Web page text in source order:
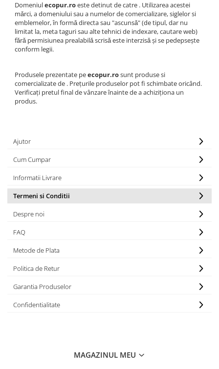
Domeniulecopur.roeste detinut de catre . Utilizarea acestei
mǎrci, a domeniului sau a numelor de comercializare, siglelor si
emblemelor, în formǎ directa sau "ascunsǎ" (de tipul, dar nu
limitat la, meta taguri sau alte tehnici de indexare, cautare web)
fǎrǎ permisiunea prealabilǎ scrisǎ este interzisǎ şi se pedepseşte
conform legii.
Produsele prezentate peecopur.rosunt produse si
comercializate de . Prețurile produselor pot fi schimbate oricând.
Verificați pretul final de vânzare înainte de a achiziționa un
produs.
Ajutor
Cum Cumpar
Informatii Livrare
Termeni si Conditii
Despre noi
FAQ
Metode de Plata
Politica de Retur
Garantia Produselor
Confidentialitate
MAGAZINUL MEU